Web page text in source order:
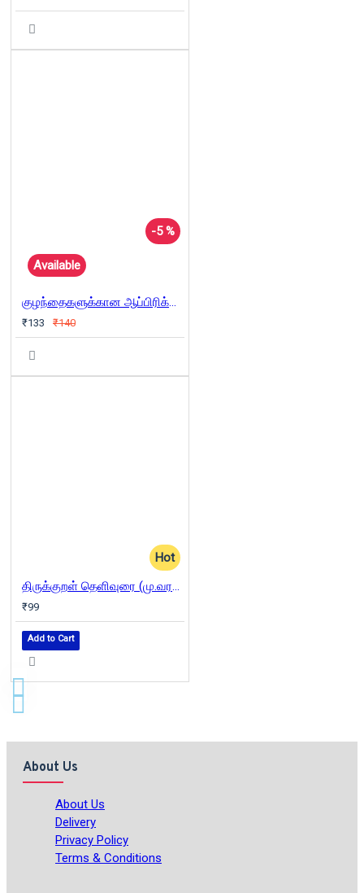
-5 %
Available
குழந்தைகளுக்கான ஆப்பிரிக்க பழங்கதைகள்
₹133 ₹140
Hot
திருக்குறள் தெளிவுரை (மு.வரதராசனார்)
₹99
Add to Cart
About Us
About Us
Delivery
Privacy Policy
Terms & Conditions